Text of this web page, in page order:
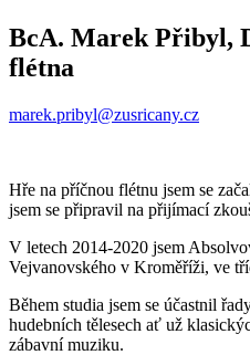
BcA. Marek Přibyl,
flétna
marek.pribyl@zusricany.cz
Hře na příčnou flétnu jsem se
jsem se připravil na přijímací
V letech 2014-2020 jsem
Vejvanovského v Kroměříži, ve
Během studia jsem se účastnil
hudebních tělesech ať už
zábavní muziku.